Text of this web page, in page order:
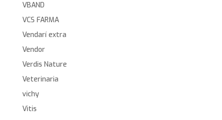
VBAND
VCS FARMA
Vendarí extra
Vendor
Verdis Nature
Veterinaria
vichy
Vitis